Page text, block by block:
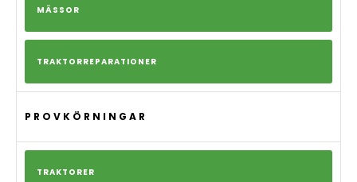
MÄSSOR
TRAKTORREPARATIONER
PROVKÖRNINGAR
TRAKTORER